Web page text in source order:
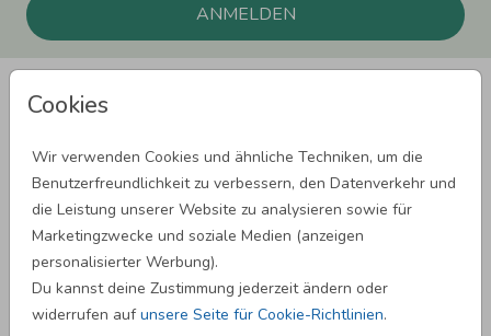
Cookies
Wir verwenden Cookies und ähnliche Techniken, um die
Benutzerfreundlichkeit zu verbessern, den Datenverkehr und
die Leistung unserer Website zu analysieren sowie für
Marketingzwecke und soziale Medien (anzeigen
personalisierter Werbung).
Du kannst deine Zustimmung jederzeit ändern oder
widerrufen aufunsere Seite für Cookie-Richtlinien.
ANMELDEN
SPRÜCHE ZUM GEBURTSTAG
SPRÜCHE ZUR HOCHZEIT